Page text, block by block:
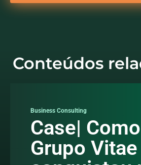
Conteúdos
Business Consulting
Case|
Grupo